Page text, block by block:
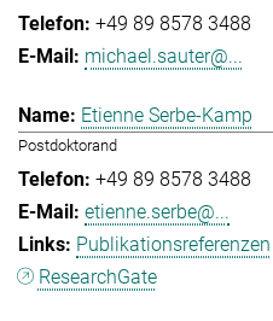
+49 89 8578 3488
michael.sauter@...
Etienne Serbe-Kamp
Postdoktorand
+49 89 8578 3488
etienne.serbe@...
Publikationsreferenzen
ResearchGate